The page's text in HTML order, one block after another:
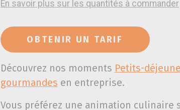
En savoir plus sur les quantités à commander
OBTENIR UN TARIF
Découvrez nos moments Petits-
gourmandes en entreprise.
Vous préférez une animation culinaire